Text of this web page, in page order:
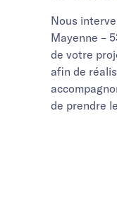
Nous
Mayenne –
de votre
afin de
de prendre